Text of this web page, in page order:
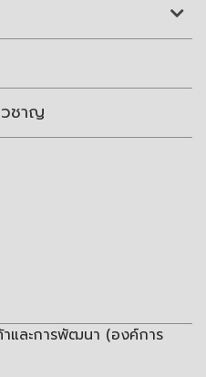
วชาญ
าและการพัฒนา (องค์การ